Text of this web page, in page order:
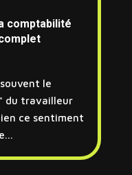
comptabilité
le
du travailleur
ce sentiment